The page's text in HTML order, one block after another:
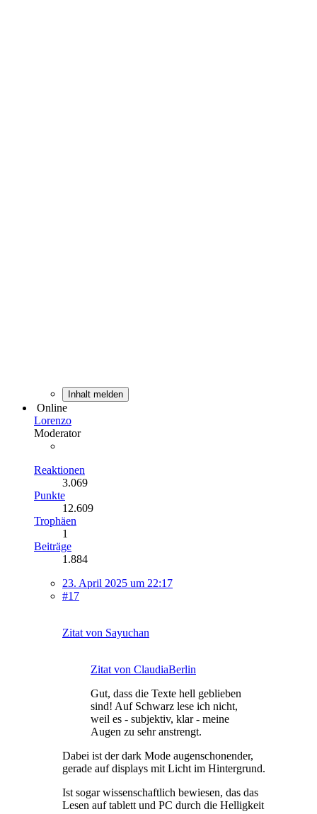
Inhalt melden
Online
Lorenzo
Moderator
Reaktionen
3.069
Punkte
12.609
Trophäen
1
Beiträge
1.884
23. April 2025 um 22:17
#17
Zitat von Sayuchan
Zitat von ClaudiaBerlin
Gut, dass die Texte hell geblieben
sind! Auf Schwarz lese ich nicht,
weil es - subjektiv, klar - meine
Augen zu sehr anstrengt.
Dabei ist der dark Mode augenschonender,
gerade auf displays mit Licht im Hintergrund.
Ist sogar wissenschaftlich bewiesen, das das
Lesen auf tablett und PC durch die Helligkeit